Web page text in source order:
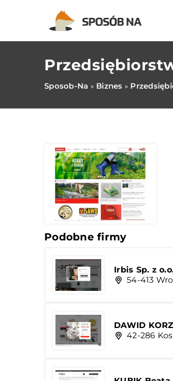
Sposob-Na » Biznes »
Podobne firmy
Irbis Sp. z
54-413
DAWID
42-286